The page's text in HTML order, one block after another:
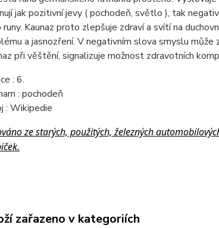
jak pozitivní jevy ( pochodeň, světlo ), tak
Kaunaz proto zlepšuje zdraví a svítí na
a jasnozření. V negativním slova smyslu
při věštění, signalizuje možnost zdravotních
: 6.
: pochodeň
: Wikipedie
ze starých, použitých, železných
zařazeno v kategoriích